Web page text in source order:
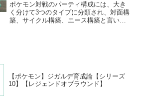
ポケモン対戦のパーティ構成には、大き
く分けて3つのタイプに分類され、対面構
築、サイクル構築、エース構築と言いま
【ポケモン】ジガルデ育成論【シリーズ
10】【レジェンドオブラウンド】